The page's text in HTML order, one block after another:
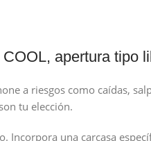
apertura tipo
a riesgos como caídas,
tu elección.
Incorpora una carcasa